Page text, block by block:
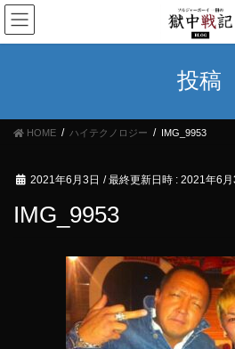
コ
ン
テ
ス
ナ
ビ
ゲ
ン
投稿
HOME ハイテクノロジー IMG_9953
2021年6月3日 / 最終更新日時 : 2021年6月
IMG_9953